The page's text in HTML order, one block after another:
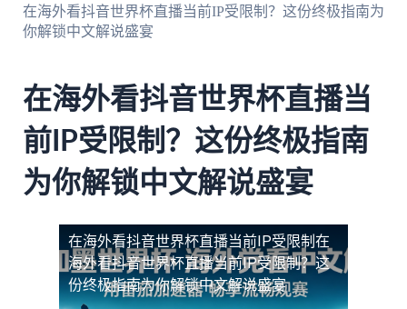
在海外看抖音世界杯直播当前IP受限制？这份终极指南为
你解锁中文解说盛宴
在海外看抖音世界杯直播当
前IP受限制？这份终极指南
为你解锁中文解说盛宴
在海外看抖音世界杯直播当前IP受限制 在
海外看抖音世界杯直播当前IP受限制？这
份终极指南为你解锁中文解说盛宴